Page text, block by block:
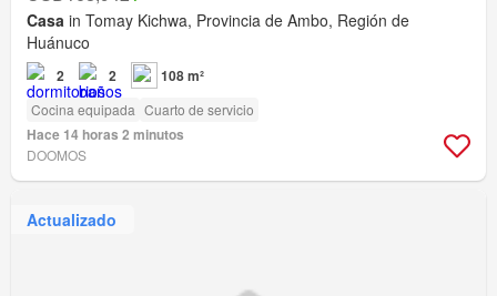
Casa in Tomay Kichwa, Provincia de Ambo, Región de
Huánuco
2 2 108 m²
Cocina equipada Cuarto de servicio
Hace 14 horas 2 minutos
DOOMOS
Actualizado